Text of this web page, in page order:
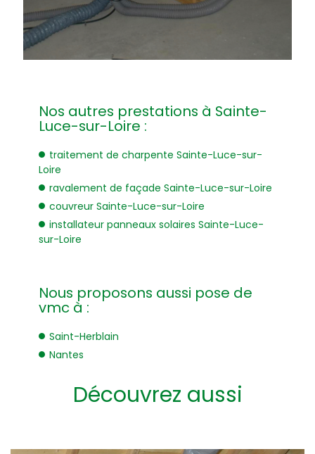
Nos autres prestations à Sainte-
Luce-sur-Loire :
traitement de charpente Sainte-Luce-sur-
Loire
ravalement de façade Sainte-Luce-sur-Loire
couvreur Sainte-Luce-sur-Loire
installateur panneaux solaires Sainte-Luce-
sur-Loire
Nous proposons aussi pose de
vmc à :
Saint-Herblain
Nantes
Découvrez aussi